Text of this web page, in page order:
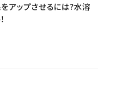
アップさせるには?水溶